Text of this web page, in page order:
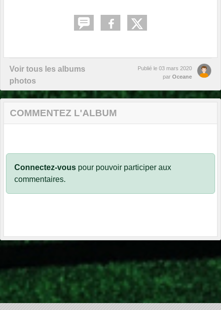
Voir tous les albums
photos
Publié le 03 mars 2020
par Oceane
COMMENTEZ L'ALBUM
Connectez-vous pour pouvoir participer aux
commentaires.